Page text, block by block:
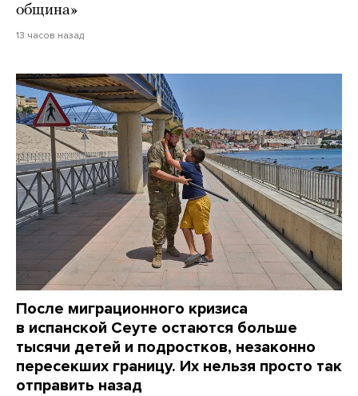
община»
13 часов назад
После миграционного кризиса
в испанской Сеуте остаются больше
тысячи детей и подростков, незаконно
пересекших границу. Их нельзя просто так
отправить назад